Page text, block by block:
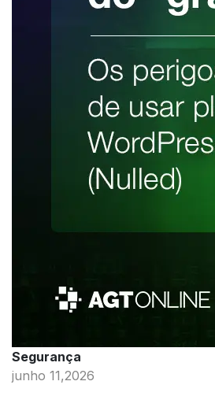
Segurança
junho 11,2026